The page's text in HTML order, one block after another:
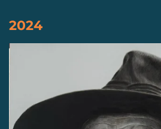
2024